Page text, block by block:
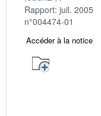
Rapport: juil. 2005
n°004474-01
Accéder à la notice